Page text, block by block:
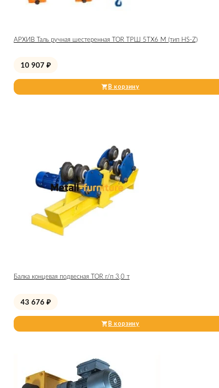
АРХИВ Таль ручная шестеренная TOR ТРШ 5ТХ6 М (тип HS-Z)
10 907 ₽
В корзину
Балка концевая подвесная TOR г/п 3,0 т
43 676 ₽
В корзину